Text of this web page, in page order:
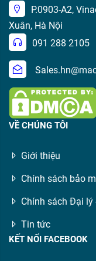
P.0903-A2,
Xuân, Hà Nội
091 288 2105
VỀ CHÚNG TÔI
Giới thiệu
Chính sách bảo
Chính sách Đại lý
Tin tức
KẾT NỐI FACEBOOK